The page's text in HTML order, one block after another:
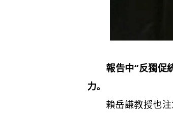
報告中“反獨促
力。
賴岳謙教授也注